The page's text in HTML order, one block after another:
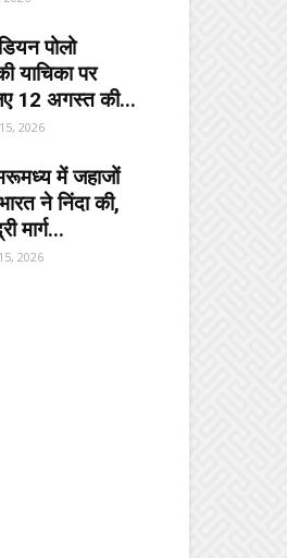
पोलो
याचिका पर
12 अगस्त की...
2026
में जहाजों
ने निंदा की,
मार्ग...
2026